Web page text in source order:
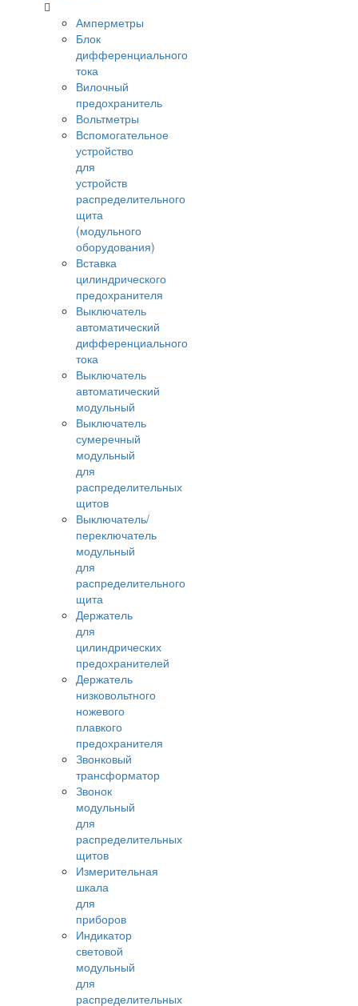
Амперметры
Блок
дифференциального
тока
Вилочный
предохранитель
Вольтметры
Вспомогательное
устройство
для
устройств
распределительного
щита
(модульного
оборудования)
Вставка
цилиндрического
предохранителя
Выключатель
автоматический
дифференциального
тока
Выключатель
автоматический
модульный
Выключатель
сумеречный
модульный
для
распределительных
щитов
Выключатель/
переключатель
модульный
для
распределительного
щита
Держатель
для
цилиндрических
предохранителей
Держатель
низковольтного
ножевого
плавкого
предохранителя
Звонковый
трансформатор
Звонок
модульный
для
распределительных
щитов
Измерительная
шкала
для
приборов
Индикатор
световой
модульный
для
распределительных